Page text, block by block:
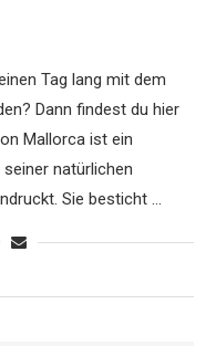
Tag lang mit dem
Dann findest du hier
Mallorca ist ein
natürlichen
Sie besticht …